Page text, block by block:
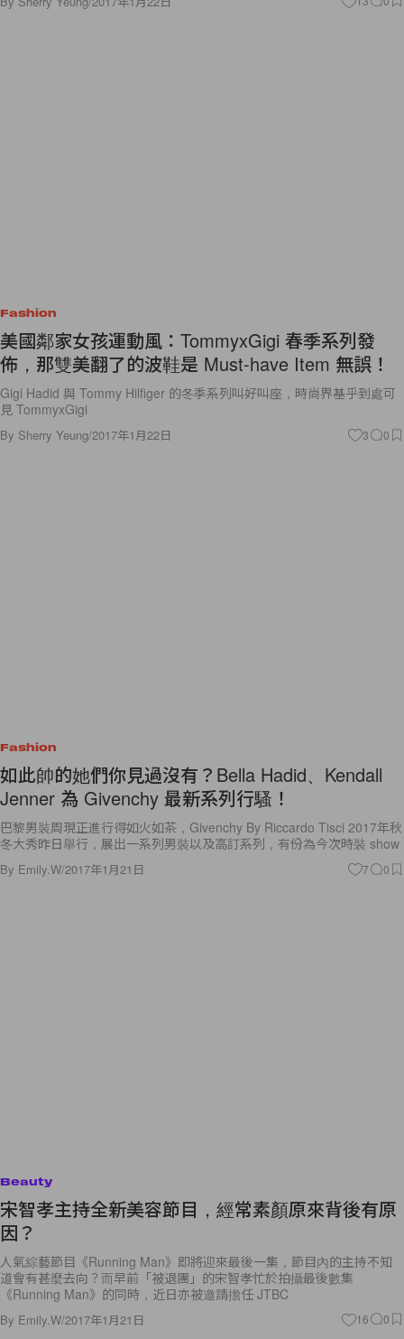
Fashion
美國鄰家女孩運動風：TommyxGigi 春季系列發
佈，那雙美翻了的波鞋是 Must-have Item 無誤！
Gigi Hadid 與 Tommy Hilfiger 的冬季系列叫好叫座，時尚界基乎到處可
見 TommyxGigi
By Sherry Yeung/2017年1月22日 3 0
Fashion
如此帥的她們你見過沒有？Bella Hadid、Kendall
Jenner 為 Givenchy 最新系列行騷！
巴黎男裝周現正進行得如火如茶，Givenchy By Riccardo Tisci ​2017年秋
冬大秀昨日舉行，展出一系列男裝以及高訂系列，有份為今次時裝 show
By Emily.W/2017年1月21日 7 0
Beauty
宋智孝主持全新美容節目，經常素顏原來背後有原
因？
人氣綜藝節目《Running Man》即將迎來最後一集，節目內的主持不知
道會有甚麼去向？而早前「被退團」的宋智孝忙於拍攝最後數集
《Running Man》的同時，近日亦被邀請擔任 JTBC
By Emily.W/2017年1月21日 16 0